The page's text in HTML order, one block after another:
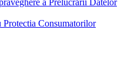
a Prelucrării Datelor
Consumatorilor